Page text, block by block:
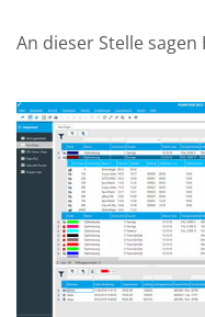
An dieser Stelle